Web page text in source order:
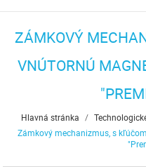
ZÁMKOVÝ
VNÚTORNÚ
Hlavná stránka /
Zámkový mechanizmus, s